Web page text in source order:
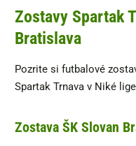
Zostavy Spartak
Bratislava
Pozrite si futbalové
Spartak Trnava v Niké
Zostava ŠK Slovan